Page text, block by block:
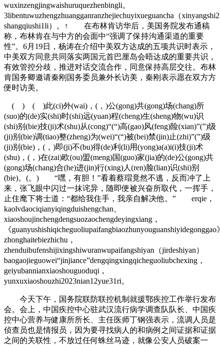
wuxinzengjingwaishuruquezhenbingli。
3libentuwuzhengzhuangganranzhejiechuyixueguancha（
shangqiushi1li）。↑ 在布林肯访华后，美国务院发布通稿
称，布林肯在与中方的会面中“强调了保持沟通渠道的重要
性”。6月19日，杨涛在介绍中美双方达成的五项共识时表示，
中美双方同意共同落实两国元首巴厘岛会晤达成的重要共识，
有效管控分歧，推进对话交流合作，同意保持高层交往。布林
肯国务卿邀请秦刚国务委员兼外长访美，秦刚表示愿在双方方
便时访美。
( ) ( )此(ci)外(wai)，(，)公(gong)共(gong)场(chang)所
(suo)的(de)实(shi)时(shi)远(yuan)程(cheng)生(sheng)物(wu)识
(shi)别(bie)技(ji)术(shu)从(cong)“(“)高(gao)风(feng)险(xian)”(”)级
(ji)别(bie)调(tiao)整(zheng)为(wei)“(“)被(bei)禁(jin)止(zhi)”(”)级
(ji)别(bie)，(，)即(ji)不(bu)得(de)利(li)用(yong)a(a)i(i)技(ji)术
(shu)，(，)在(zai)欧(ou)盟(meng)国(guo)家(jia)的(de)公(gong)共
(gong)场(chang)合(he)进(jin)行(xing)人(ren)脸(lian)识(shi)别
(bie)。(。) “嘿，有胆！”看着蔡瑁竟然不逃，反而冲了上
来，张飞眼中闪过一抹诧异，随即便被兴奋所取代，一挥手，
止住麾下将士道：“都给我住手，我亲自解决他。” erqie，
kaolvdaociqianyiqingduishengchan、
xiaoshoujinchengdengsuozaochengdeyingxiang，
《guanyushishiqicheguoliupaifangbiaozhunyouguanshiyidegonggao
zhonghaitebiezhichu，
zhenduibufenshijixingshiwuranwupaifangshiyan（jirdeshiyan）
baogaojieguowei“jinjiance”dengqingxingqicheguoliubchexing，
geiyubannianxiaoshouguoduqi，
yunxuxiaoshouzhi2023nian12yue31ri。
今天下午，国务院联防联控机制就援鄂疾控工作举行发布
会。会上，中国疾控中心驻武汉流行病学调查队队长、中国疾
控中心营养与健康所所长、主任医师丁钢强表示，流调人员是
侦查员也是情报员，因为要寻找病人的和病例之间证据和证据
之间的关联性，不放过任何蛛丝马迹，就像公安人员破案一